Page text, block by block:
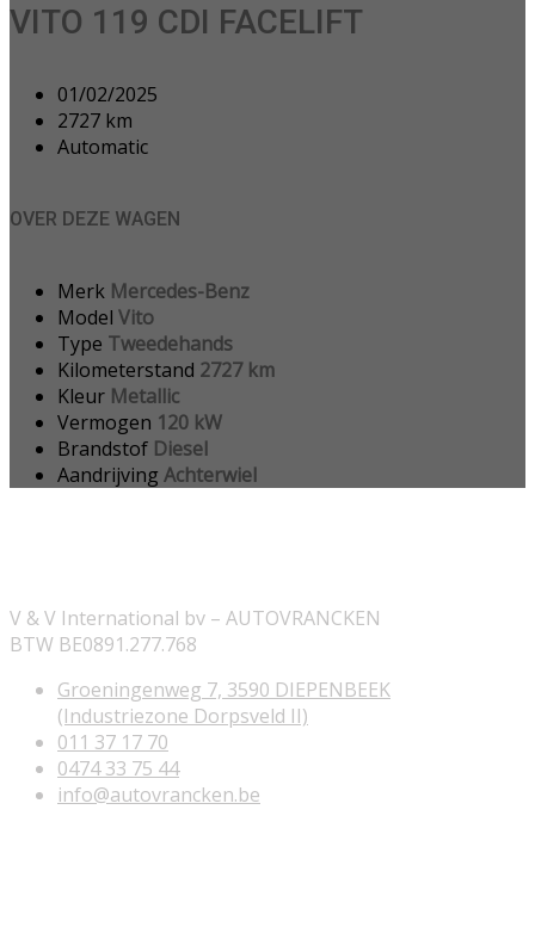
VITO 119 CDI FACELIFT
01/02/2025
2727 km
Automatic
OVER DEZE WAGEN
Merk Mercedes-Benz
Model Vito
Type Tweedehands
Kilometerstand 2727 km
Kleur Metallic
Vermogen 120 kW
Brandstof Diesel
Aandrijving Achterwiel
V & V International bv – AUTOVRANCKEN
BTW BE0891.277.768
Groeningenweg 7, 3590 DIEPENBEEK
(Industriezone Dorpsveld II)
011 37 17 70
0474 33 75 44
info@autovrancken.be